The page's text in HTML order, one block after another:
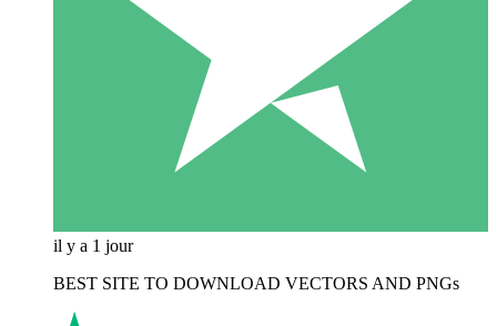
il y a 1 jour
BEST SITE TO DOWNLOAD VECTORS AND PNGs